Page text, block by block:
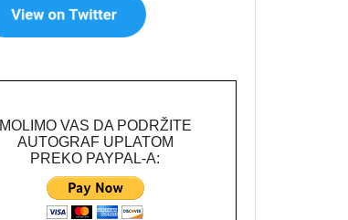
MOLIMO VAS DA PODRŽITE
AUTOGRAF UPLATOM
PREKO PAYPAL-A: